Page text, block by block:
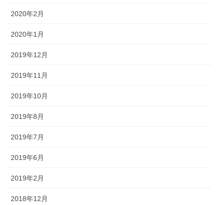
2020年2月
2020年1月
2019年12月
2019年11月
2019年10月
2019年8月
2019年7月
2019年6月
2019年2月
2018年12月